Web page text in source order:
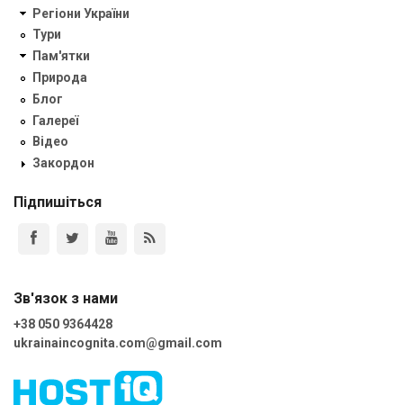
Регіони України
Тури
Пам'ятки
Природа
Блог
Галереї
Відео
Закордон
Підпишіться
Зв'язок з нами
+38 050 9364428
ukrainaincognita.com@gmail.com